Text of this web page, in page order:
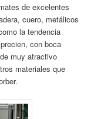
de excelentes
cuero, metálicos
la tendencia
con boca
muy atractivo
materiales que